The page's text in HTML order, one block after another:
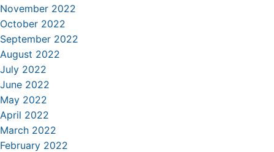
November 2022
October 2022
September 2022
August 2022
July 2022
June 2022
May 2022
April 2022
March 2022
February 2022